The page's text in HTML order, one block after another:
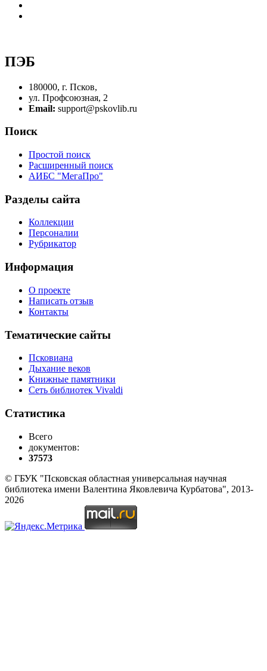
ПЭБ
180000, г. Псков,
ул. Профсоюзная, 2
Email: support@pskovlib.ru
Поиск
Простой поиск
Расширенный поиск
АИБС "МегаПро"
Разделы сайта
Коллекции
Персоналии
Рубрикатор
Информация
О проекте
Написать отзыв
Контакты
Тематические сайты
Псковиана
Дыхание веков
Книжные памятники
Сеть библиотек Vivaldi
Статистика
Всего
документов:
37573
© ГБУК "Псковская областная универсальная научная
библиотека имени Валентина Яковлевича Курбатова", 2013-
2026